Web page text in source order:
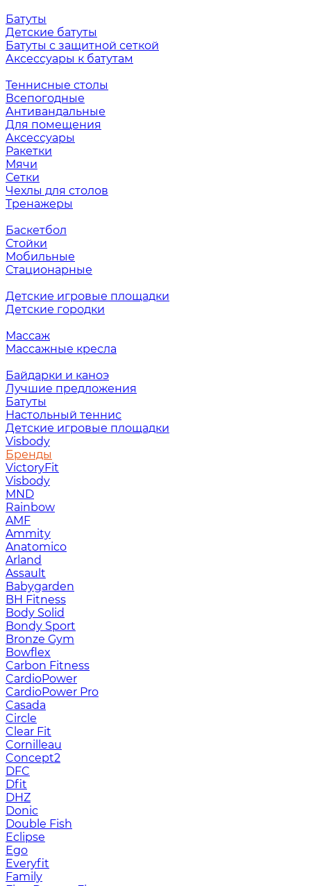
Батуты
Детские батуты
Батуты с защитной сеткой
Аксессуары к батутам
Теннисные столы
Всепогодные
Антивандальные
Для помещения
Аксессуары
Ракетки
Мячи
Сетки
Чехлы для столов
Тренажеры
Баскетбол
Стойки
Мобильные
Стационарные
Детские игровые площадки
Детские городки
Массаж
Массажные кресла
Байдарки и каноэ
Лучшие предложения
Батуты
Настольный теннис
Детские игровые площадки
Visbody
Бренды
VictoryFit
Visbody
MND
Rainbow
AMF
Ammity
Anatomico
Arland
Assault
Babygarden
BH Fitness
Body Solid
Bondy Sport
Bronze Gym
Bowflex
Carbon Fitness
CardioPower
CardioPower Pro
Casada
Circle
Clear Fit
Cornilleau
Concept2
DFC
Dfit
DHZ
Donic
Double Fish
Eclipse
Ego
Everyfit
Family